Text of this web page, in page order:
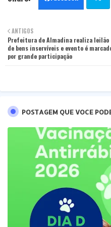
ter
ANTIGOS
Prefeitura de Almadina realiza leilão
de bens inservíveis e evento é
por grande participação
POSTAGEM QUE VOCE